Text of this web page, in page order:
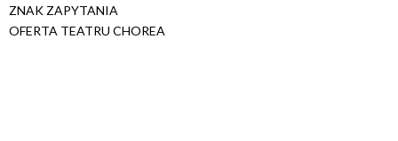
ZNAK ZAPYTANIA
OFERTA TEATRU CHOREA